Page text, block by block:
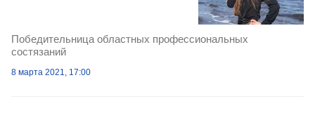
Победительница областных профессиональных
состязаний
8 марта 2021, 17:00